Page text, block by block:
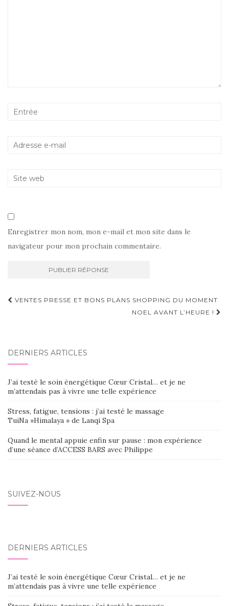
Enregistrer mon nom, mon e-mail et mon site dans le
navigateur pour mon prochain commentaire.
Navigation
VENTES PRESSE ET BONS PLANS SHOPPING DU MOMENT
NOEL AVANT L’HEURE !
DERNIERS ARTICLES
J’ai testé le soin énergétique Cœur Cristal… et je ne
m’attendais pas à vivre une telle expérience
Stress, fatigue, tensions : j’ai testé le massage
TuiNa »Himalaya » de Lanqi Spa
Quand le mental appuie enfin sur pause : mon expérience
d’une séance d’ACCESS BARS avec Philippe
SUIVEZ-NOUS
DERNIERS ARTICLES
J’ai testé le soin énergétique Cœur Cristal… et je ne
m’attendais pas à vivre une telle expérience